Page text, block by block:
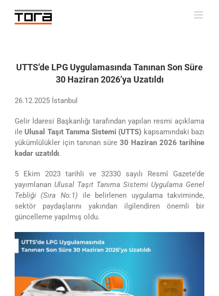
content
UTTS’de LPG Uygulamasında Tanınan Son Süre
30 Haziran 2026’ya Uzatıldı
26.12.2025 İstanbul
Gelir İdaresi Başkanlığı tarafından yapılan resmi açıklama
ile Ulusal Taşıt Tanıma Sistemi (UTTS) kapsamındaki bazı
yükümlülükler için tanınan süre30 Haziran 2026 tarihine
kadar uzatıldı.
5 Ekim 2023 tarihli ve 32330 sayılı Resmî Gazete’de
yayımlanan Ulusal Taşıt Tanıma Sistemi Uygulama Genel
Tebliği (Sıra No:1) ile belirlenen uygulama takviminde,
sektör paydaşlarını yakından ilgilendiren önemli bir
güncelleme yapılmış oldu.